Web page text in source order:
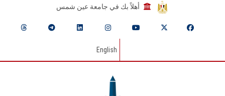
أهلاً بك في جامعة عين شمس
English